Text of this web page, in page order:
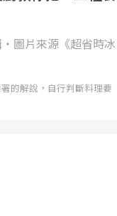
圖片來源《超省時冰
的解說，自行判斷料理要